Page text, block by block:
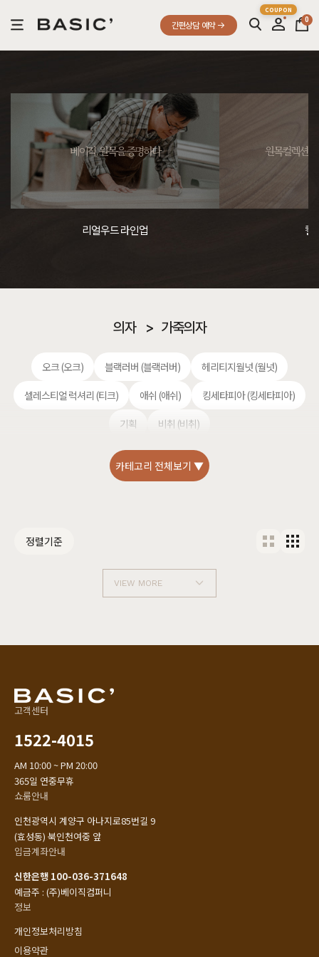
간편상담 예약
0
베이직, 원목을 증명하다
리얼우드 라인업
원목컬렉션,
컬
의자 > 가죽의자
오크 (오크) 블랙러버 (블랙러버)
헤리티지월넛 (월넛)
셀레스티얼 럭셔리 (티크)
애쉬 (애쉬)
킹세타피아 (킹세타피아)
기획
비취 (비취)
카테고리 전체보기 ▼
정렬기준
VIEW MORE
고객센터
1522-4015
AM 10:00 ~ PM 20:00
365일 연중무휴
쇼룸안내
인천광역시 계양구 아나지로85번길 9
(효성동) 북인천여중 앞
입금계좌안내
신한은행 100-036-371648
예금주 : (주)베이직컴퍼니
정보
개인정보처리방침
이용약관